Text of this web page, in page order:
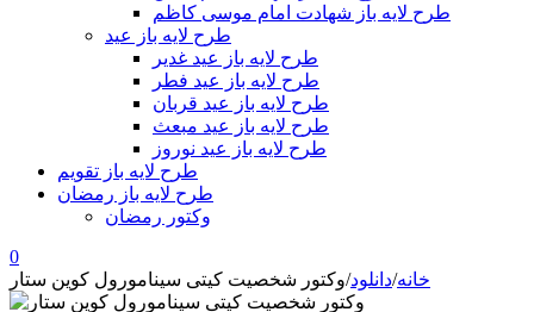
طرح لایه باز شهادت امام موسی کاظم
طرح لایه باز عید
طرح لایه باز عید غدیر
طرح لایه باز عید فطر
طرح لایه باز عید قربان
طرح لایه باز عید مبعث
طرح لایه باز عید نوروز
طرح لایه باز تقویم
طرح لایه باز رمضان
وکتور رمضان
0
خانه/دانلود/وکتور شخصیت کیتی سینامورول کوین ستار